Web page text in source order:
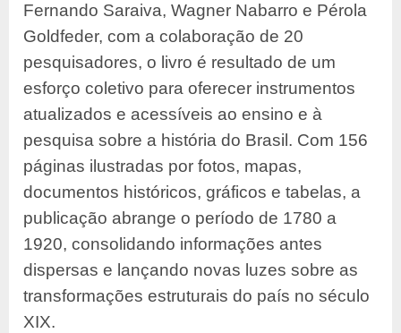
Fernando Saraiva, Wagner Nabarro e Pérola
Goldfeder, com a colaboração de 20
pesquisadores, o livro é resultado de um
esforço coletivo para oferecer instrumentos
atualizados e acessíveis ao ensino e à
pesquisa sobre a história do Brasil. Com 156
páginas ilustradas por fotos, mapas,
documentos históricos, gráficos e tabelas, a
publicação abrange o período de 1780 a
1920, consolidando informações antes
dispersas e lançando novas luzes sobre as
transformações estruturais do país no século
XIX.